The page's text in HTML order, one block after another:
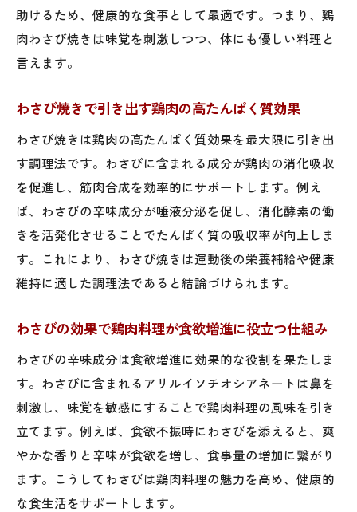
助けるため、健康的な食事として最適です。つまり、鶏
肉わさび焼きは味覚を刺激しつつ、体にも優しい料理と
言えます。
わさび焼きで引き出す鶏肉の高たんぱく質効果
わさび焼きは鶏肉の高たんぱく質効果を最大限に引き出
す調理法です。わさびに含まれる成分が鶏肉の消化吸収
を促進し、筋肉合成を効率的にサポートします。例え
ば、わさびの辛味成分が唾液分泌を促し、消化酵素の働
きを活発化させることでたんぱく質の吸収率が向上しま
す。これにより、わさび焼きは運動後の栄養補給や健康
維持に適した調理法であると結論づけられます。
わさびの効果で鶏肉料理が食欲増進に役立つ仕組み
わさびの辛味成分は食欲増進に効果的な役割を果たしま
す。わさびに含まれるアリルイソチオシアネートは鼻を
刺激し、味覚を敏感にすることで鶏肉料理の風味を引き
立てます。例えば、食欲不振時にわさびを添えると、爽
やかな香りと辛味が食欲を増し、食事量の増加に繋がり
ます。こうしてわさびは鶏肉料理の魅力を高め、健康的
な食生活をサポートします。